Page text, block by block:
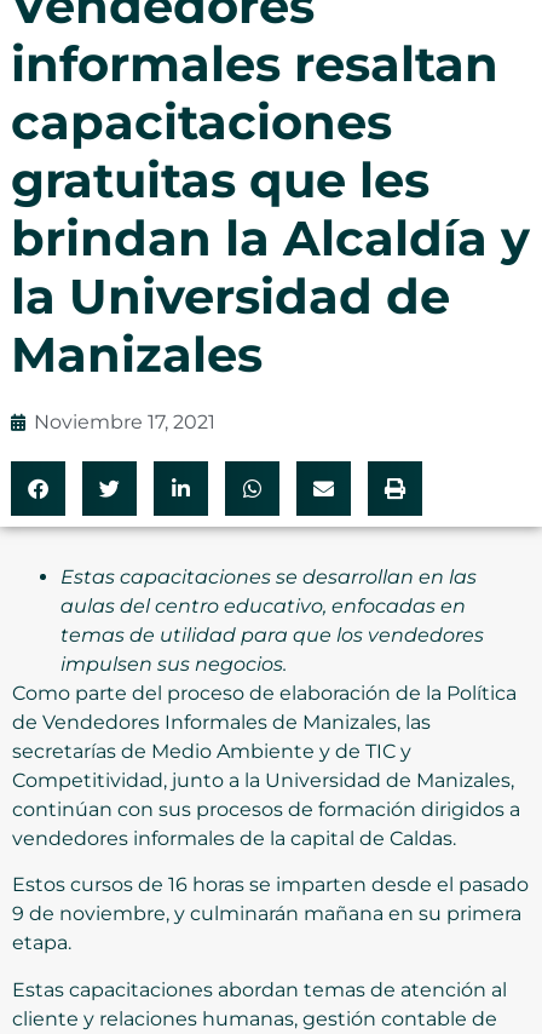
informales resaltan
capacitaciones
gratuitas que les
brindan la Alcaldía y
la Universidad de
Manizales
Noviembre 17, 2021
Estas capacitaciones se desarrollan en las
aulas del centro educativo, enfocadas en
temas de utilidad para que los vendedores
impulsen sus negocios.
Como parte del proceso de elaboración de la Política
de Vendedores Informales de Manizales, las
secretarías de Medio Ambiente y de TIC y
Competitividad, junto a la Universidad de Manizales,
continúan con sus procesos de formación dirigidos a
vendedores informales de la capital de Caldas.
Estos cursos de 16 horas se imparten desde el pasado
9 de noviembre, y culminarán mañana en su primera
etapa.
Estas capacitaciones abordan temas de atención al
cliente y relaciones humanas, gestión contable de